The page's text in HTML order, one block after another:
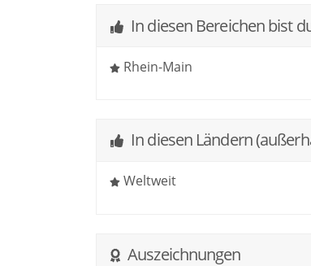
In diesen Bereichen bist
Rhein-Main
In diesen Ländern
Weltweit
Auszeichnungen